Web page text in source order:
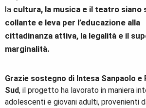
la cultura, la musica e il teatro siano
collante e leva per l’educazione alla
cittadinanza attiva, la legalità e il
marginalità.
Grazie sostegno di Intesa Sanpaolo e
Sud, il progetto ha lavorato in maniera
adolescenti e giovani adulti, provenienti